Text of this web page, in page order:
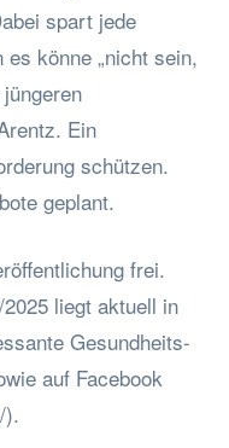
spart jede
könne „nicht sein,
Ein
schützen.
geplant.
frei.
liegt aktuell in
Gesundheits-
auf Facebook
).